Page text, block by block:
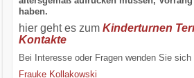
haben.
hier geht es zum Kinderturnen
Kontakte
Bei Interesse oder Fragen wenden Sie sich
Frauke Kollakowski